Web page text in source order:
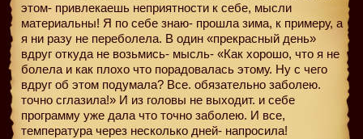
этом- привлекаешь неприятности к себе, мысли
материальны! Я по себе знаю- прошла зима, к примеру, а
я ни разу не переболела. В один «прекрасный день»
вдруг откуда не возьмись- мысль- «Как хорошо, что я не
болела и как плохо что порадовалась этому. Ну с чего
вдруг об этом подумала? Все. обязательно заболею.
точно сглазила!» И из головы не выходит. и себе
программу уже дала что точно заболею. И все,
температура через несколько дней- напросила!